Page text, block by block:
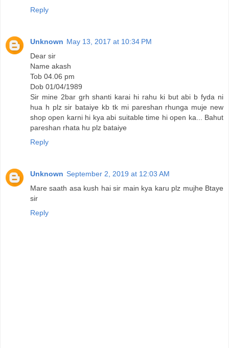
Reply
Unknown May 13, 2017 at 10:34 PM
Dear sir
Name akash
Tob 04.06 pm
Dob 01/04/1989
Sir mine 2bar grh shanti karai hi rahu ki but abi b fyda ni
hua h plz sir bataiye kb tk mi pareshan rhunga muje new
shop open karni hi kya abi suitable time hi open ka... Bahut
pareshan rhata hu plz bataiye
Reply
Unknown September 2, 2019 at 12:03 AM
Mare saath asa kush hai sir main kya karu plz mujhe Btaye
sir
Reply